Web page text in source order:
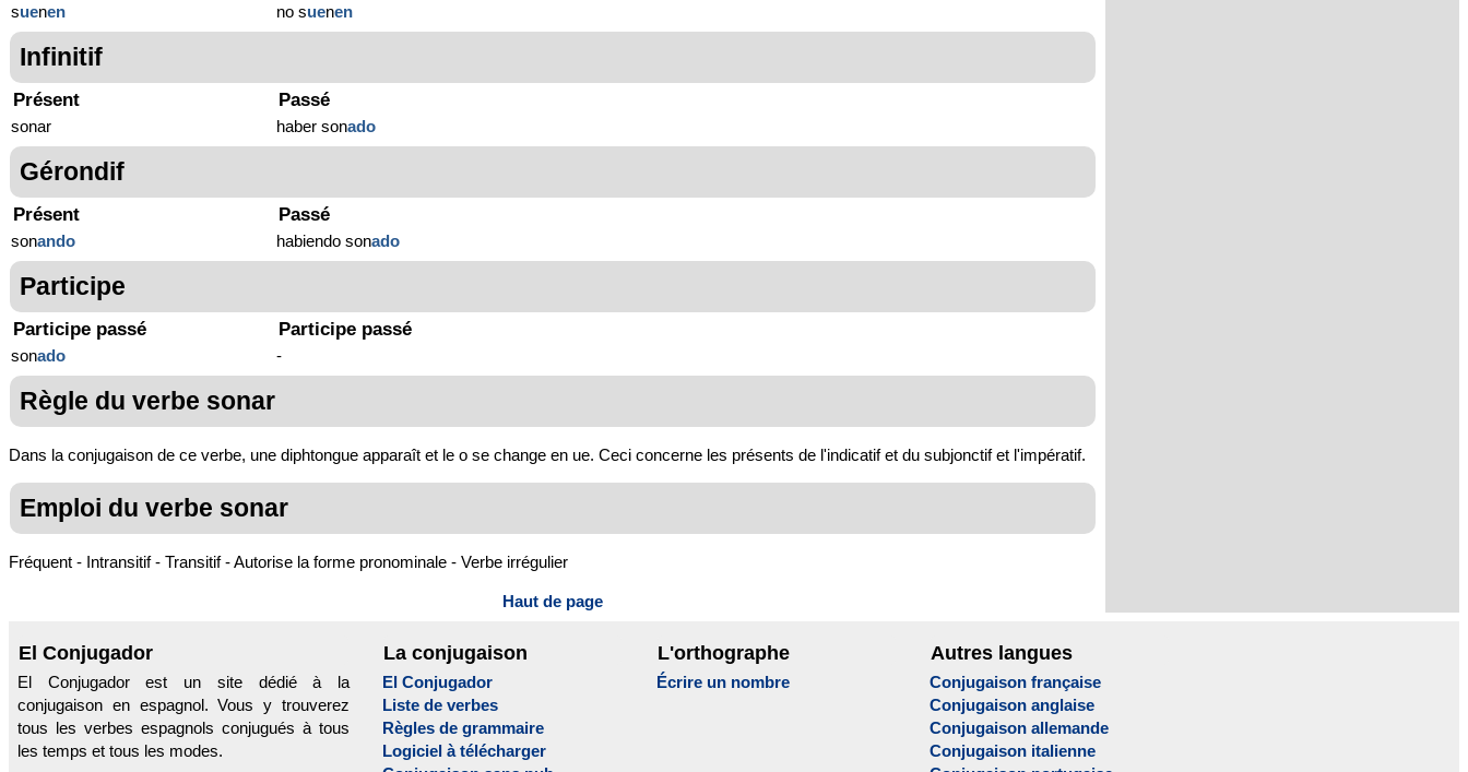
suenen
no suenen
Infinitif
Présent
sonar
Passé
haber sonado
Gérondif
Présent
sonando
Passé
habiendo sonado
Participe
Participe passé
sonado
Participe passé
-
Règle du verbe sonar
Dans la conjugaison de ce verbe, une diphtongue apparaît et le o se change en ue. Ceci concerne les présents de l'indicatif et du subjonctif et l'impératif.
Emploi du verbe sonar
Fréquent - Intransitif - Transitif - Autorise la forme pronominale - Verbe irrégulier
Haut de page
El Conjugador
El Conjugador est un site dédié à la
conjugaison en espagnol. Vous y trouverez
tous les verbes espagnols conjugués à tous
les temps et tous les modes.
La conjugaison
El Conjugador
Liste de verbes
Règles de grammaire
Logiciel à télécharger
L'orthographe
Écrire un nombre
Autres langues
Conjugaison française
Conjugaison anglaise
Conjugaison allemande
Conjugaison italienne